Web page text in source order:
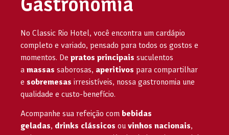
No Classic Rio Hotel, você encontra um cardápio
completo e variado, pensado para todos os gostos e
momentos. De pratos principais suculentos
amassas saborosas, aperitivos para compartilhar
e sobremesas irresistíveis, nossa gastronomia une
qualidade e custo-benefício.
Acompanhe sua refeição com bebidas
geladas, drinks clássicos ouvinhos nacionais,